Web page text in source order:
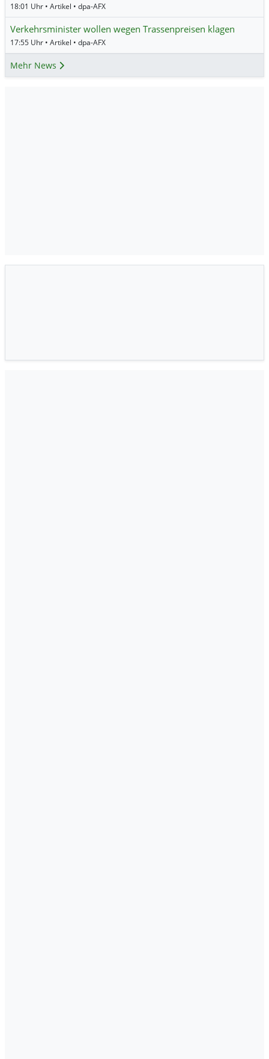
18:01 Uhr • Artikel • dpa-AFX
Verkehrsminister wollen wegen Trassenpreisen klagen
17:55 Uhr • Artikel • dpa-AFX
Mehr News